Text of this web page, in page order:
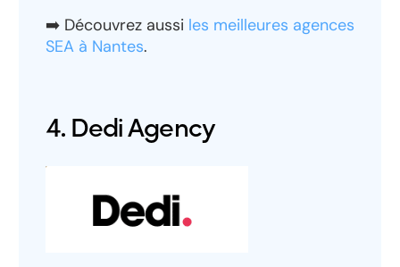
➡️ Découvrez aussi les meilleures agences
SEA à Nantes.
4. Dedi Agency